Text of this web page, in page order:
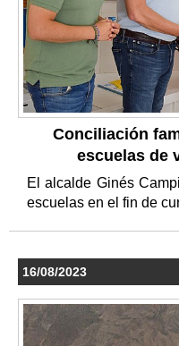
Conciliación
escuelas de
El alcalde Ginés
escuelas en el fin de
16/08/2023